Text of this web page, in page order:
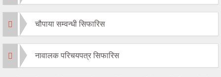
चौपाया सम्वन्धी सिफारिस
नावालक परिचयपत्र सिफारिस